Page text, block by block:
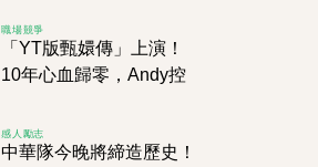
可以整桶拖來泡嗎！？
職場競爭
「YT版甄嬛傳」上演！
10年心血歸零，Andy控
務消失」！
感人勵志
中華隊今晚將締造歷史！